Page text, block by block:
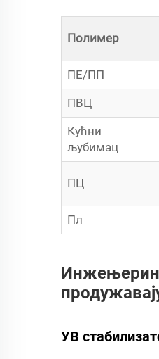
Полимер
ПЕ/ПП
ПВЦ
Кућни
љубимац
ПЦ
Пл
УВ